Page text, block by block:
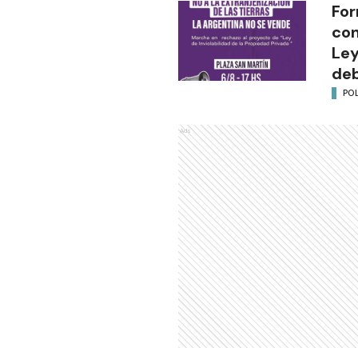
Ads